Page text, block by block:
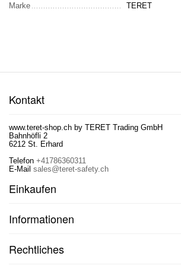
Marke TERET
Kontakt
www.teret-shop.ch by TERET Trading GmbH
Bahnhöfli 2
6212 St. Erhard
Telefon+41786360311
E-Mailsales@teret-safety.ch
Einkaufen
Informationen
Rechtliches